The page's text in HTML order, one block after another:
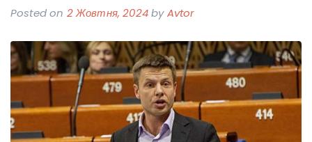
Posted on 2 Жовтня, 2024byAvtor